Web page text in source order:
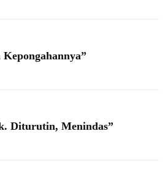
Diturutin, Menindas”